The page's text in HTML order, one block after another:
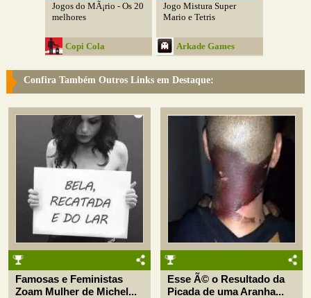
Jogos do MÃ¡rio - Os 20
melhores
Copi Cola
Jogo Mistura Super
Mario e Tetris
Arkade Games
Confira Também Outros Links em Destaque:
Famosas e Feministas
Zoam Mulher de Michel...
Esse Ã© o Resultado da
Picada de uma Aranha...